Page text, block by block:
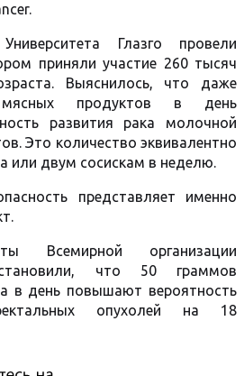
Глазго провели
приняли участие 260 тысяч
Выяснилось, что даже
продуктов в день
развития рака молочной
Это количество эквивалентно
или двум сосискам в неделю.
представляет именно
Всемирной организации
что 50 граммов
в день повышают вероятность
опухолей на 18